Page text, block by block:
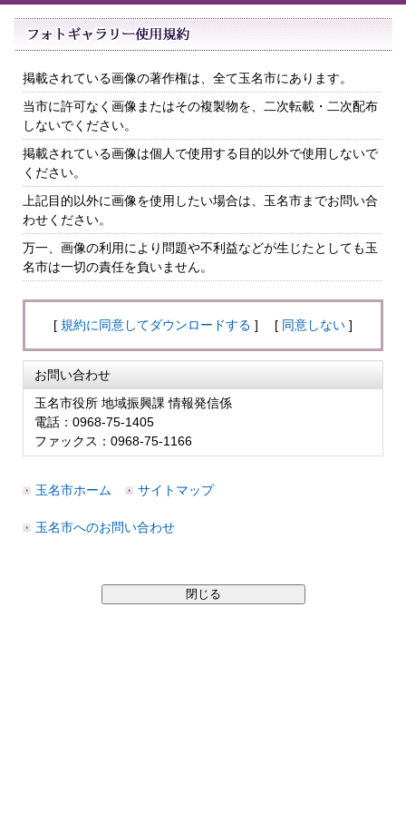
掲載されている画像の著作権は、全て玉名市にあります。
当市に許可なく画像またはその複製物を、二次転載・二次配布
しないでください。
掲載されている画像は個人で使用する目的以外で使用しないで
ください。
上記目的以外に画像を使用したい場合は、玉名市までお問い合
わせください。
万一、画像の利用により問題や不利益などが生じたとしても玉
名市は一切の責任を負いません。
[ 規約に同意してダウンロードする ] [ 同意しない ]
お問い合わせ
玉名市役所 地域振興課 情報発信係
電話：0968-75-1405
ファックス：0968-75-1166
玉名市ホーム サイトマップ
玉名市へのお問い合わせ